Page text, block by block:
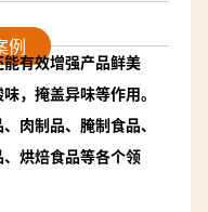
例
能有效增强产品鲜美
，掩盖异味等作用。
肉制品、腌制食品、
烘焙食品等各个领